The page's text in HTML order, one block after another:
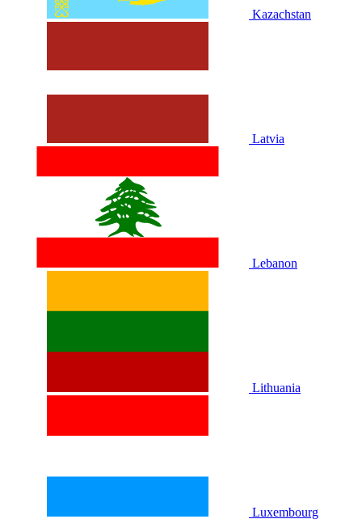
Kazachstan
Latvia
Lebanon
Lithuania
Luxembourg